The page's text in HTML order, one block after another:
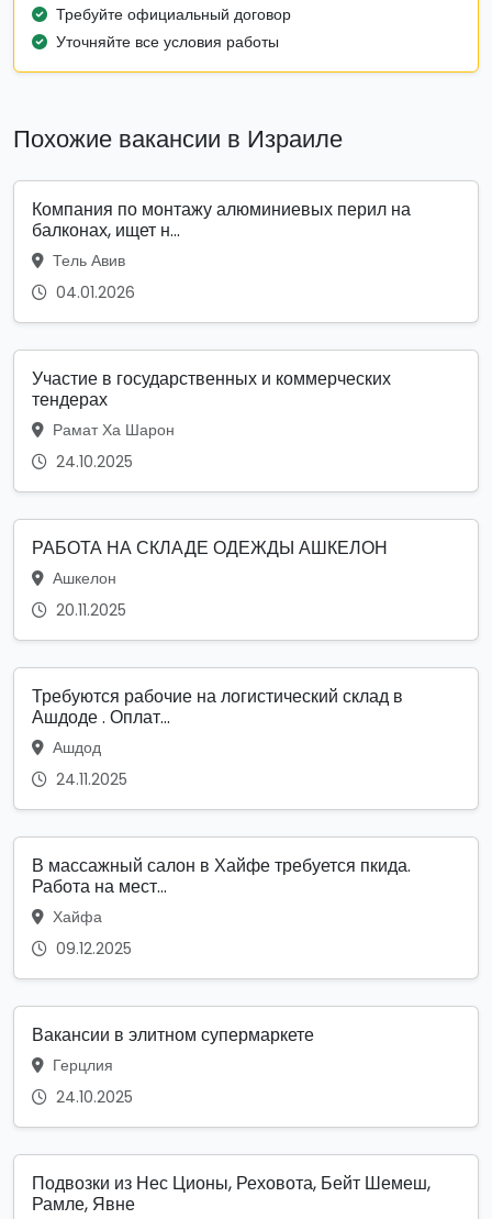
Требуйте официальный договор
Уточняйте все условия работы
Похожие вакансии в Израиле
Компания по монтажу алюминиевых перил на
балконах, ищет н...
Тель Авив
04.01.2026
Участие в государственных и коммерческих
тендерах
Рамат Ха Шарон
24.10.2025
РАБОТА НА СКЛАДЕ ОДЕЖДЫ АШКЕЛОН
Ашкелон
20.11.2025
Требуются рабочие на логистический склад в
Ашдоде . Оплат...
Ашдод
24.11.2025
В массажный салон в Хайфе требуется пкида.
Работа на мест...
Хайфа
09.12.2025
Вакансии в элитном супермаркете
Герцлия
24.10.2025
Подвозки из Нес Ционы, Реховота, Бейт Шемеш,
Рамле, Явне